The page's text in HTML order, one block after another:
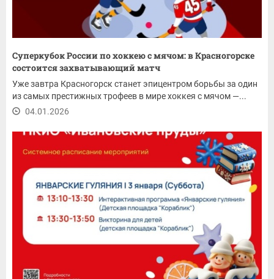
Суперкубок России по хоккею с мячом: в Красногорске
состоится захватывающий матч
Уже завтра Красногорск станет эпицентром борьбы за один
из самых престижных трофеев в мире хоккея с мячом —...
04.01.2026